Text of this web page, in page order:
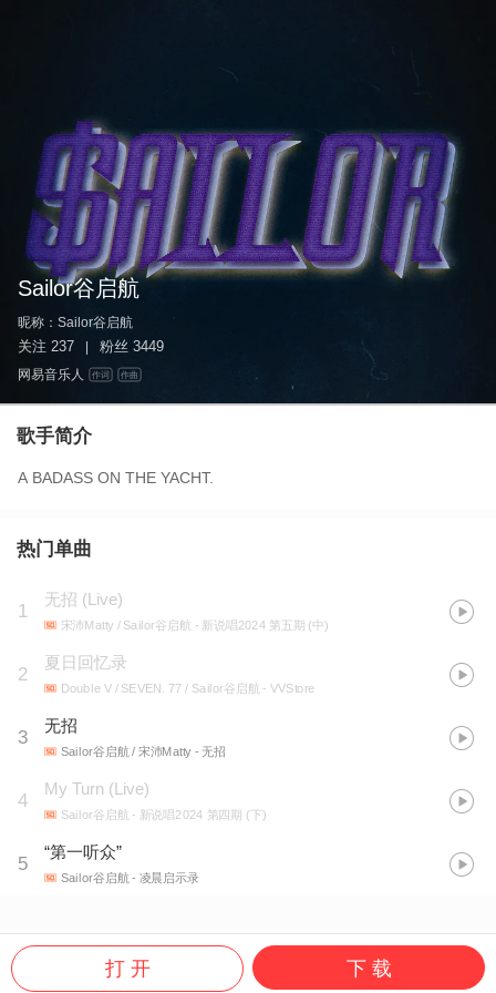
Sailor谷启航
昵称： Sailor谷启航
关注 237 粉丝 3449
网易音乐人 作词 作曲
歌手简介
A BADASS ON THE YACHT.
热门单曲
1
无招 (Live)
宋沛Matty / Sailor谷启航 - 新说唱2024 第五期 (中)
2
夏日回忆录
Double V / SEVEN. 77 / Sailor谷启航 - VVStore
3
无招
Sailor谷启航 / 宋沛Matty- 无招
4
My Turn (Live)
Sailor谷启航 - 新说唱2024 第四期 (下)
5
“第一听众”
Sailor谷启航- 凌晨启示录
打 开 下 载